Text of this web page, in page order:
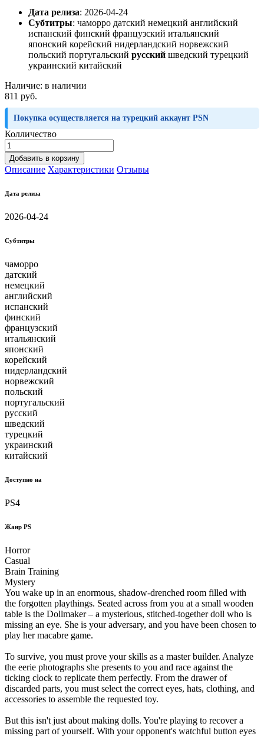
Дата релиза: 2026-04-24
Субтитры: чаморро датский немецкий английский
испанский финский французский итальянский
японский корейский нидерландский норвежский
польский португальский русский шведский турецкий
украинский китайский
Наличие: в наличии
811 руб.
Покупка осуществляется на турецкий аккаунт PSN
Колличество
Добавить в корзину
Описание Характеристики Отзывы
Дата релиза
2026-04-24
Субтитры
чаморро
датский
немецкий
английский
испанский
финский
французский
итальянский
японский
корейский
нидерландский
норвежский
польский
португальский
русский
шведский
турецкий
украинский
китайский
Доступно на
PS4
Жанр PS
Horror
Casual
Brain Training
Mystery
You wake up in an enormous, shadow-drenched room filled with
the forgotten playthings. Seated across from you at a small wooden
table is the Dollmaker – a mysterious, stitched-together doll who is
missing an eye. She is your adversary, and you have been chosen to
play her macabre game.
To survive, you must prove your skills as a master builder. Analyze
the eerie photographs she presents to you and race against the
ticking clock to replicate them perfectly. From the drawer of
discarded parts, you must select the correct eyes, hats, clothing, and
accessories to assemble the requested toy.
But this isn't just about making dolls. You're playing to recover a
missing part of yourself. With your opponent's watchful button eyes